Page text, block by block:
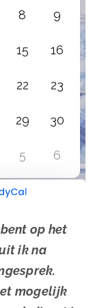
op het
ik na
mogelijk